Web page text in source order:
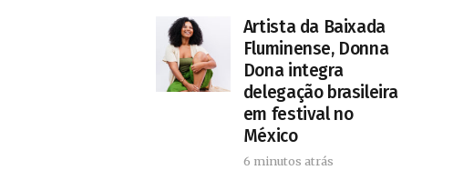
Artista da Baixada
Fluminense, Donna
Dona integra
delegação brasileira
em festival no
México
6 minutos atrás